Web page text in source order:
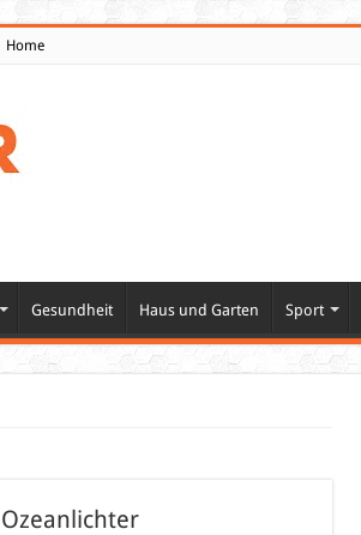
Home
Gesundheit Haus und Garten Sport